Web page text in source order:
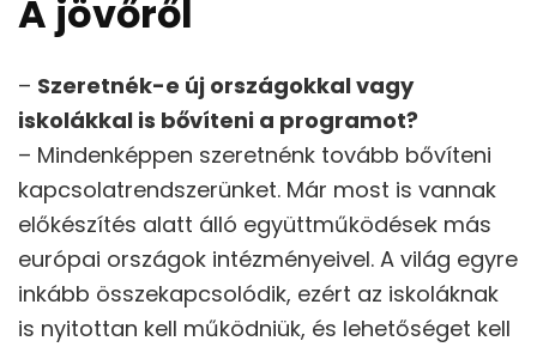
A jövőről
– Szeretnék-e új országokkal vagy
iskolákkal is bővíteni a programot?
– Mindenképpen szeretnénk tovább bővíteni
kapcsolatrendszerünket. Már most is vannak
előkészítés alatt álló együttműködések más
európai országok intézményeivel. A világ egyre
inkább összekapcsolódik, ezért az iskoláknak
is nyitottan kell működniük, és lehetőséget kell